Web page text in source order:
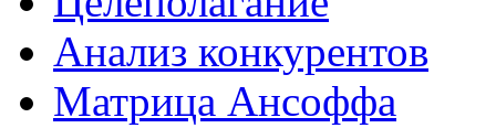
Анализ конкурентов
Матрица Ансоффа